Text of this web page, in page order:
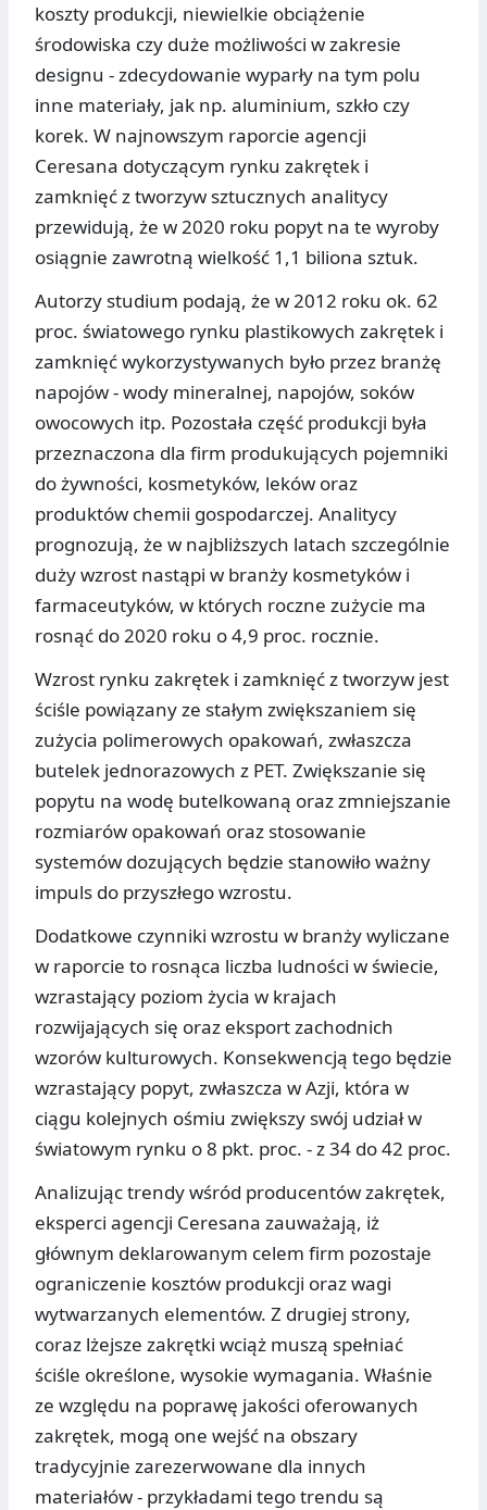
koszty produkcji, niewielkie obciążenie
środowiska czy duże możliwości w zakresie
designu - zdecydowanie wyparły na tym polu
inne materiały, jak np. aluminium, szkło czy
korek. W najnowszym raporcie agencji
Ceresana dotyczącym rynku zakrętek i
zamknięć z tworzyw sztucznych analitycy
przewidują, że w 2020 roku popyt na te wyroby
osiągnie zawrotną wielkość 1,1 biliona sztuk.
Autorzy studium podają, że w 2012 roku ok. 62
proc. światowego rynku plastikowych zakrętek i
zamknięć wykorzystywanych było przez branżę
napojów - wody mineralnej, napojów, soków
owocowych itp. Pozostała część produkcji była
przeznaczona dla firm produkujących pojemniki
do żywności, kosmetyków, leków oraz
produktów chemii gospodarczej. Analitycy
prognozują, że w najbliższych latach szczególnie
duży wzrost nastąpi w branży kosmetyków i
farmaceutyków, w których roczne zużycie ma
rosnąć do 2020 roku o 4,9 proc. rocznie.
Wzrost rynku zakrętek i zamknięć z tworzyw jest
ściśle powiązany ze stałym zwiększaniem się
zużycia polimerowych opakowań, zwłaszcza
butelek jednorazowych z PET. Zwiększanie się
popytu na wodę butelkowaną oraz zmniejszanie
rozmiarów opakowań oraz stosowanie
systemów dozujących będzie stanowiło ważny
impuls do przyszłego wzrostu.
Dodatkowe czynniki wzrostu w branży wyliczane
w raporcie to rosnąca liczba ludności w świecie,
wzrastający poziom życia w krajach
rozwijających się oraz eksport zachodnich
wzorów kulturowych. Konsekwencją tego będzie
wzrastający popyt, zwłaszcza w Azji, która w
ciągu kolejnych ośmiu zwiększy swój udział w
światowym rynku o 8 pkt. proc. - z 34 do 42 proc.
Analizując trendy wśród producentów zakrętek,
eksperci agencji Ceresana zauważają, iż
głównym deklarowanym celem firm pozostaje
ograniczenie kosztów produkcji oraz wagi
wytwarzanych elementów. Z drugiej strony,
coraz lżejsze zakrętki wciąż muszą spełniać
ściśle określone, wysokie wymagania. Właśnie
ze względu na poprawę jakości oferowanych
zakrętek, mogą one wejść na obszary
tradycyjnie zarezerwowane dla innych
materiałów - przykładami tego trendu są